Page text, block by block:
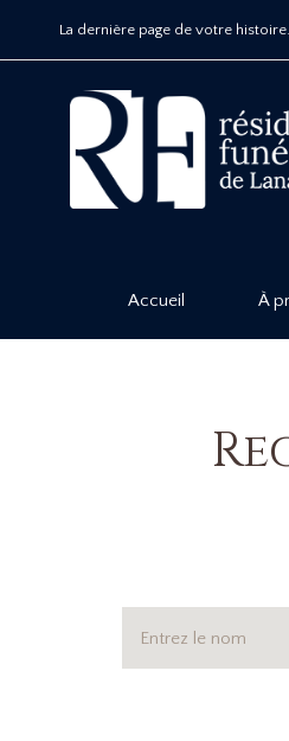
La dernière page de votre histoire.
Accueil À